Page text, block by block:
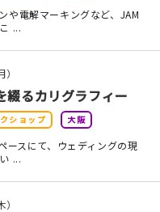
や電解マーキングなど、JAM
...
綴るカリグラフィー
ショップ 大阪
ースにて、ウェディングの現
...